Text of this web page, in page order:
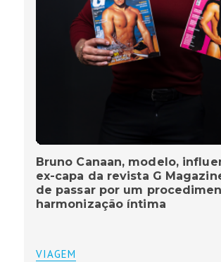
Bruno Canaan, modelo,
ex-capa da revista G
de passar por um
harmonização íntima
VIAGEM